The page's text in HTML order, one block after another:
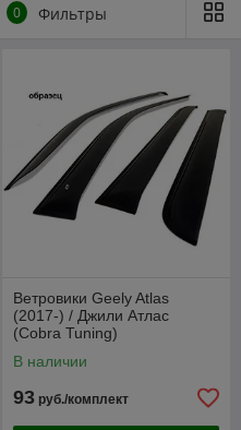
0 Фильтры
Ветровики Geely Atlas
(2017-) / Джили Атлас
(Cobra Tuning)
В наличии
93 руб./комплект